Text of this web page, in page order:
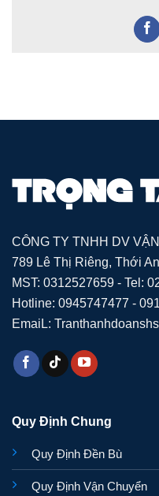
CÔNG TY TNHH DV
789 Lê Thị Riêng, Thới
MST: 0312527659 - Tel:
Hotline: 0945747477 -
EmaiL:
Quy Định Chung
Quy Định Đền Bù
Quy Định Vận Chuyển